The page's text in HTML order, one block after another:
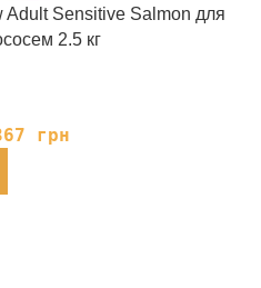
Adult Sensitive Salmon для
2.5 кг
грн